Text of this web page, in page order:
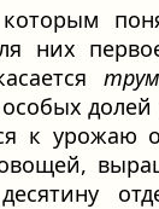
них
к урожаю